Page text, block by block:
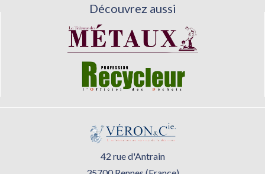
Découvrez aussi
42 rue d'Antrain